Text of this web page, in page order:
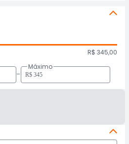
R$ 345,00
-
Máximo